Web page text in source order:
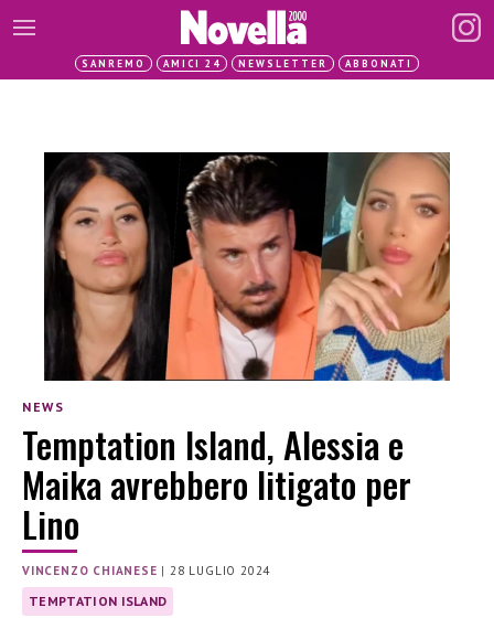
SANREMO AMICI 24 NEWSLETTER ABBONATI
NEWS
Temptation Island, Alessia e
Maika avrebbero litigato per
Lino
VINCENZO CHIANESE |28 LUGLIO 2024
TEMPTATION ISLAND